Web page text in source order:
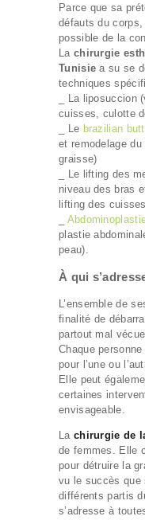
Parce que sa
défauts du corps,
possible de la
La chirurgie
Tunisie a su se
techniques
_ La liposuccion
cuisses, culotte
_ Le brazilian
et remodelage
graisse)
_ Le lifting des
niveau des bras
lifting des
plastie
peau).
À qui
L’ensemble de
finalité de
partout mal
Chaque
pour l’une ou
Elle peut
certaines
envisageable.
La chirurgie de
de femmes. Elle
pour détruire la
vu le succès que
différents partis
s’adresse à